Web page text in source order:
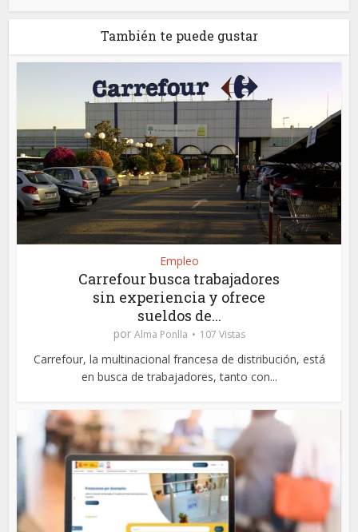
También te puede gustar
Empleo
Carrefour busca trabajadores
sin experiencia y ofrece
sueldos de...
por Alma Ponlla 107 Vistas
Carrefour, la multinacional francesa de distribución, está
en busca de trabajadores, tanto con...